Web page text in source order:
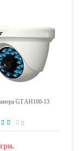
GT AH100-13
0